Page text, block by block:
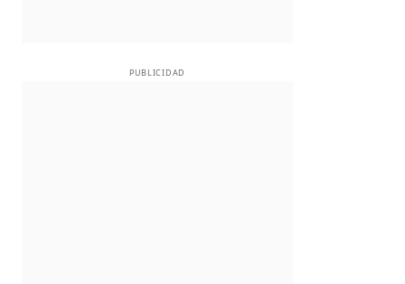
PUBLICIDAD